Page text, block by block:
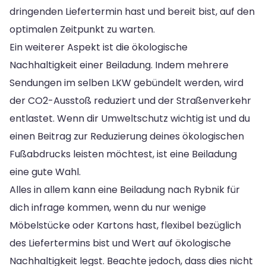
dringenden Liefertermin hast und bereit bist, auf den
optimalen Zeitpunkt zu warten.
Ein weiterer Aspekt ist die ökologische
Nachhaltigkeit einer Beiladung. Indem mehrere
Sendungen im selben LKW gebündelt werden, wird
der CO2-Ausstoß reduziert und der Straßenverkehr
entlastet. Wenn dir Umweltschutz wichtig ist und du
einen Beitrag zur Reduzierung deines ökologischen
Fußabdrucks leisten möchtest, ist eine Beiladung
eine gute Wahl.
Alles in allem kann eine Beiladung nach Rybnik für
dich infrage kommen, wenn du nur wenige
Möbelstücke oder Kartons hast, flexibel bezüglich
des Liefertermins bist und Wert auf ökologische
Nachhaltigkeit legst. Beachte jedoch, dass dies nicht